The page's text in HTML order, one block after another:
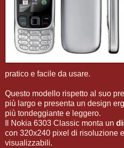
pratico e facile da usare.
Questo modello rispetto al suo
più largo e presenta un design
più tondeggiante e leggero.
Il Nokia 6303 Classic monta un
con 320x240 pixel di risoluzione
visualizzabili.